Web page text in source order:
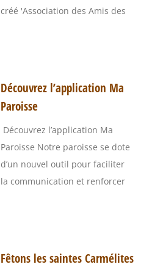
créé 'Association des Amis des
Découvrez l’application Ma
Paroisse
Découvrez l’application Ma
Paroisse Notre paroisse se dote
d’un nouvel outil pour faciliter
la communication et renforcer
Fêtons les saintes Carmélites